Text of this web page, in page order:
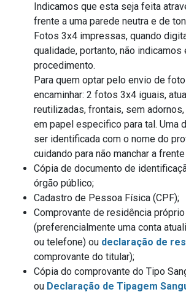
Indicamos que esta seja feita
frente a uma parede neutra e de
Fotos 3x4 impressas, quando
qualidade, portanto, não indicamos
procedimento.
Para quem optar pelo envio de
encaminhar: 2 fotos 3x4 iguais,
reutilizadas, frontais, sem
em papel especifico para tal. Uma
ser identificada com o nome do
cuidando para não manchar a
Cópia de documento de
órgão público;
Cadastro de Pessoa Física (CPF);
Comprovante de residência próprio
(preferencialmente uma conta
ou telefone) ou declaração de
comprovante do titular);
Cópia do comprovante do Tipo
ou Declaração de Tipagem